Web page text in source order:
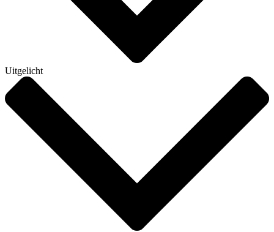
Uitgelicht